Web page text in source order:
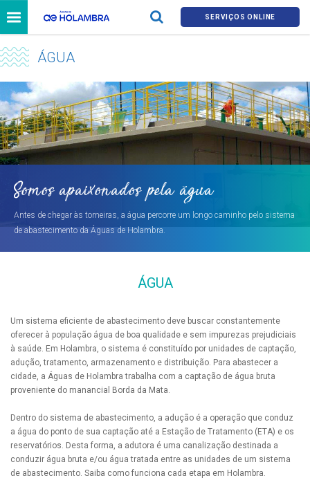
SERVIÇOS ONLINE
ÁGUA
Somos apaixonados pela água
Antes de chegar às torneiras, a água percorre um longo caminho pelo sistema
de abastecimento da Águas de Holambra.
ÁGUA
Um sistema eficiente de abastecimento deve buscar constantemente
oferecer à população água de boa qualidade e sem impurezas prejudiciais
à saúde. Em Holambra, o sistema é constituído por unidades de captação,
adução, tratamento, armazenamento e distribuição. Para abastecer a
cidade, a Águas de Holambra trabalha com a captação de água bruta
proveniente do manancial Borda da Mata.
Dentro do sistema de abastecimento, a adução é a operação que conduz
a água do ponto de sua captação até a Estação de Tratamento (ETA) e os
reservatórios. Desta forma, a adutora é uma canalização destinada a
conduzir água bruta e/ou água tratada entre as unidades de um sistema
de abastecimento. Saiba como funciona cada etapa em Holambra.